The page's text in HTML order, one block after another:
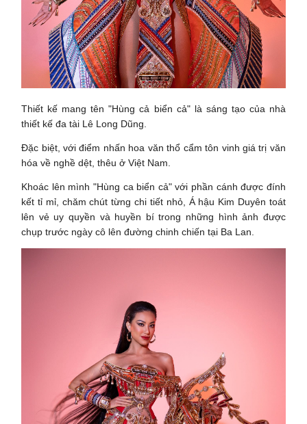
Thiết kế mang tên "Hùng cả biển cả" là sáng tạo của nhà
thiết kế đa tài Lê Long Dũng.
Đặc biệt, với điểm nhấn hoa văn thổ cẩm tôn vinh giá trị văn
hóa về nghề dệt, thêu ở Việt Nam.
Khoác lên mình "Hùng ca biển cả" với phần cánh được đính
kết tỉ mỉ, chăm chút từng chi tiết nhỏ, Á hậu Kim Duyên toát
lên vẻ uy quyền và huyền bí trong những hình ảnh được
chụp trước ngày cô lên đường chinh chiến tại Ba Lan.